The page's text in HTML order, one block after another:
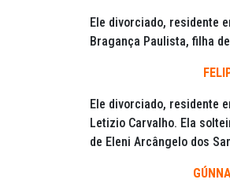
Ele divorciado, residente
Bragança Paulista, filha
Ele divorciado, residente
Letizio Carvalho. Ela
de Eleni Arcângelo dos